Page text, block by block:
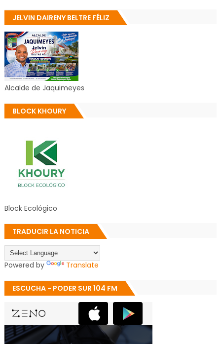
JELVIN DAIRENY BELTRE FÉLIZ
Alcalde de Jaquimeyes
BLOCK KHOURY
Block Ecológico
TRADUCIR LA NOTICIA
Powered by Translate
ESCUCHA - PODER SUR 104 FM